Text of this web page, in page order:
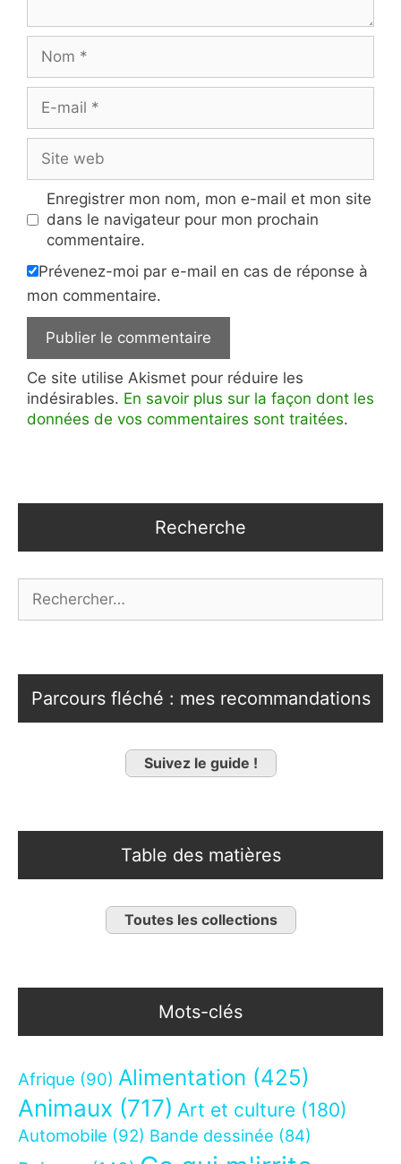
mail
web
Enregistrer mon nom, mon e-mail et mon site
dans le navigateur pour mon prochain
commentaire.
Prévenez-moi par e-mail en cas de réponse à
mon commentaire.
Ce site utilise Akismet pour réduire les
indésirables. En savoir plus sur la façon dont les
données de vos commentaires sont traitées.
Recherche
Parcours fléché : mes recommandations
Suivez le guide !
Table des matières
Toutes les collections
Mots-clés
Afrique (90) Alimentation (425)
Animaux (717) Art et culture (180)
Automobile (92) Bande dessinée (84)